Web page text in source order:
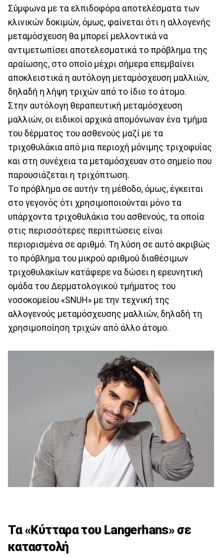
Σύμφωνα με τα ελπιδοφόρα αποτελέσματα των
κλινικών δοκιμών, όμως, φαίνεται ότι η αλλογενής
μεταμόσχευση θα μπορεί μελλοντικά να
αντιμετωπίσει αποτελεσματικά το πρόβλημα της
αραίωσης, στο οποίο μέχρι σήμερα επεμβαίνει
αποκλειστικά η αυτόλογη μεταμόσχευση μαλλιών,
δηλαδή η λήψη τριχών από το ίδιο το άτομο.
Στην αυτόλογη θεραπευτική μεταμόσχευση
μαλλιών, οι ειδικοί αρχικά απομόνωναν ένα τμήμα
του δέρματος του ασθενούς μαζί με τα
τριχοθυλάκια από μια περιοχή μόνιμης τριχοφυΐας
και στη συνέχεια τα μεταμόσχευαν στο σημείο που
παρουσιάζεται η τριχόπτωση.
Το πρόβλημα σε αυτήν τη μέθοδο, όμως, έγκειται
στο γεγονός ότι χρησιμοποιούνται μόνο τα
υπάρχοντα τριχοθυλάκια του ασθενούς, τα οποία
στις περισσότερες περιπτώσεις είναι
περιορισμένα σε αριθμό. Τη λύση σε αυτό ακριβώς
το πρόβλημα του μικρού αριθμού διαθέσιμων
τριχοθυλακίων κατάφερε να δώσει η ερευνητική
ομάδα του Δερματολογικού τμήματος του
νοσοκομείου «SNUH» με την τεχνική της
αλλογενούς μεταμόσχευσης μαλλιών, δηλαδή τη
χρησιμοποίηση τριχών από άλλο άτομο.
Τα «Κύτταρα του Langerhans» σε
καταστολή